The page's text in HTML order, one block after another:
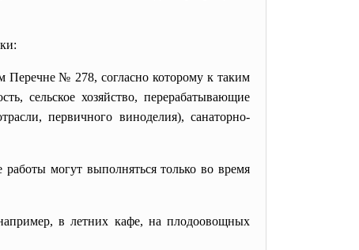
Перечне № 278, согласно которому к таким
сельское хозяйство, перерабатывающие
первичного виноделия), санаторно-
могут выполняться только во время
в летних кафе, на плодоовощных